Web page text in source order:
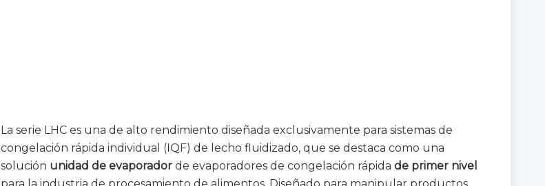
La serie LHC es una de alto rendimiento diseñada exclusivamente para sistemas de
congelación rápida individual (IQF) de lecho fluidizado, que se destaca como una
solución unidad de evaporador de evaporadores de congelación rápida de primer nivel
para la industria de procesamiento de alimentos. Diseñado para manipular productos